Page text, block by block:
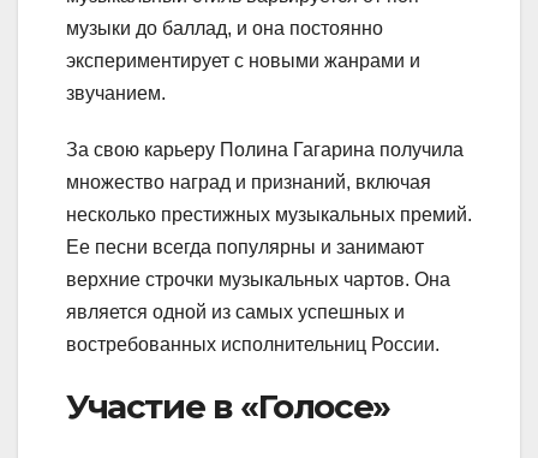
музыки до баллад, и она постоянно
экспериментирует с новыми жанрами и
звучанием.
За свою карьеру Полина Гагарина получила
множество наград и признаний, включая
несколько престижных музыкальных премий.
Ее песни всегда популярны и занимают
верхние строчки музыкальных чартов. Она
является одной из самых успешных и
востребованных исполнительниц России.
Участие в «Голосе»